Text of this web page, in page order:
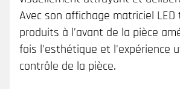
Avec son affichage matriciel
produits à l'avant de la pièce
fois l'esthétique et l'expérience
contrôle de la pièce.